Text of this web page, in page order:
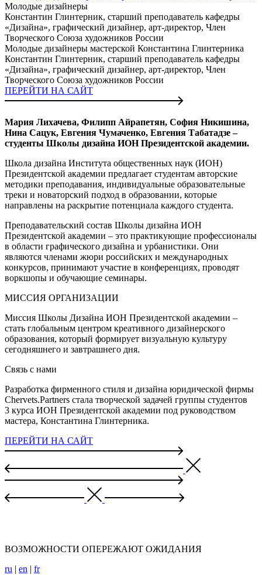
Молодые дизайнеры
Константин Глинтерник, старший преподаватель кафедры
«Дизайна», графический дизайнер, арт-директор, Член
Творческого Союза художников России
Молодые дизайнеры мастерской Константина Глинтерника
Константин Глинтерник, старший преподаватель кафедры
«Дизайна», графический дизайнер, арт-директор, Член
Творческого Союза художников России
ПЕРЕЙТИ НА САЙТ
Мария Лихачева, Филипп Айрапетян, София Никишина,
Нина Сацук, Евгения Чумаченко, Евгения Табатадзе –
студенты Школы дизайна ИОН Президентской академии.
Школа дизайна Института общественных наук (ИОН)
Президентской академии предлагает студентам авторские
методики преподавания, индивидуальные образовательные
треки и новаторский подход в образовании, которые
направлены на раскрытие потенциала каждого студента.
Преподавательский состав Школы дизайна ИОН
Президентской академии – это практикующие профессионалы
в области графического дизайна и урбанистики. Они
являются членами жюри российских и международных
конкурсов, принимают участие в конференциях, проводят
воркшопы и обучающие семинары.
МИССИЯ ОРГАНИЗАЦИИ
Миссия Школы Дизайна ИОН Президентской академии –
стать глобальным центром креативного дизайнерского
образования, который формирует визуальную культуру
сегодняшнего и завтрашнего дня.
Связь с нами
Разработка фирменного стиля и дизайна юридической фирмы
Chervets.Partners стала творческой задачей группы студентов
3 курса ИОН Президентской академии под руководством
мастера, Константина Глинтерника.
ПЕРЕЙТИ НА САЙТ
ВОЗМОЖНОСТИ ОПЕРЕЖАЮТ ОЖИДАНИЯ
ru | en | fr